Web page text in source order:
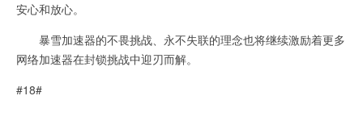
安心和放心。
暴雪加速器的不畏挑战、永不失联的理念也将继续激励着更多
网络加速器在封锁挑战中迎刃而解。
#18#